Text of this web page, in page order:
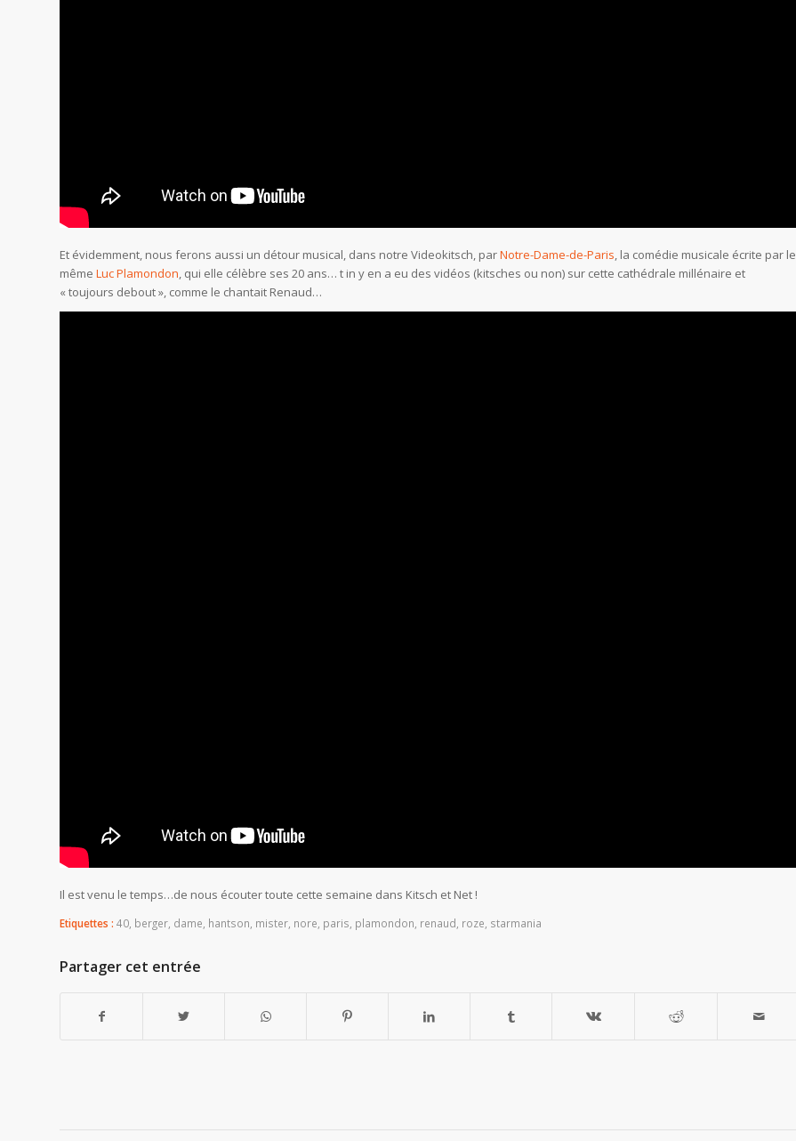
Et évidemment, nous ferons aussi un détour musical, dans notre Videokitsch, parNotre-Dame-de-Paris, la comédie musicale écrite par le
même Luc Plamondon, qui elle célèbre ses 20 ans… t in y en a eu des vidéos (kitsches ou non) sur cette cathédrale millénaire et
« toujours debout », comme le chantait Renaud…
Il est venu le temps…de nous écouter toute cette semaine dans Kitsch et Net !
Etiquettes : 40 berger dame hantson mister nore paris plamondon renaud roze starmania
Partager cet entrée